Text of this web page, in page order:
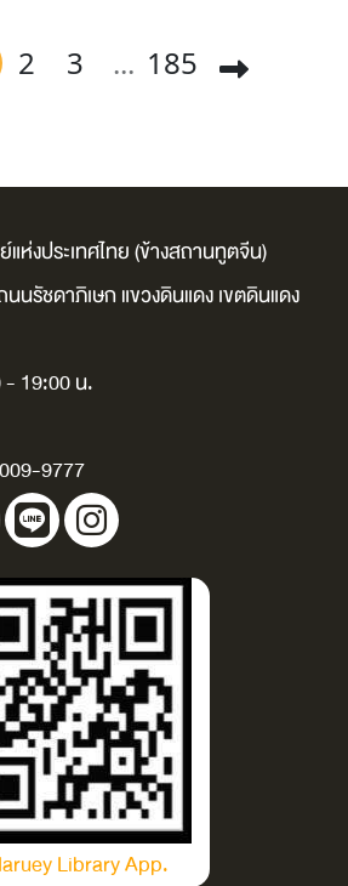
2 3 ... 185
ห่งประเทศไทย (ข้างสถานทูตจีน)
นรัชดาภิเษก แขวงดินแดง เขตดินแดง
- 19:00 น.
9777
Library App.